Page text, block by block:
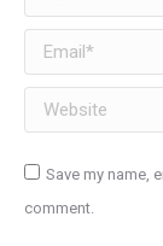
Email *
Website
Save my name,
comment.